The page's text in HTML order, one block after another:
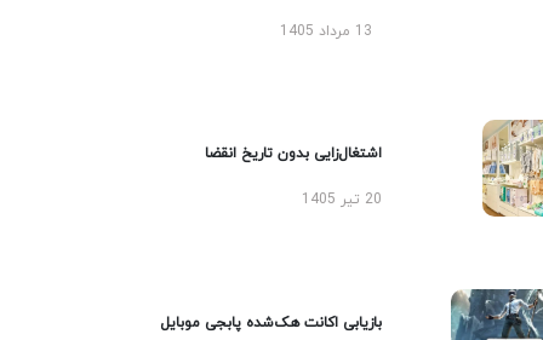
13 مرداد 1405
اشتغال‌زایی بدون تاریخ انقضا
20 تیر 1405
بازیابی اکانت هک‌شده پابجی موبایل